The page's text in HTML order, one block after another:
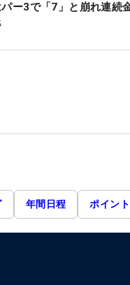
パー3で「7」と崩れ連続
年間日程 ポイン